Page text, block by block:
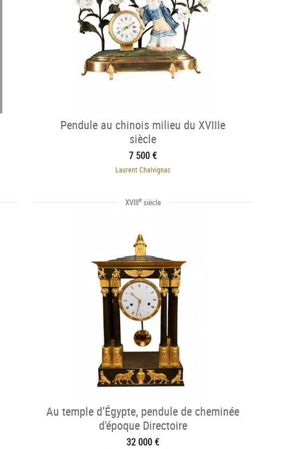
Pendule au chinois milieu du XVIIIe
siècle
7 500 €
Laurent Chalvignac
XVIIIesiècle
Au temple d’Égypte, pendule de cheminée
d'époque Directoire
32 000 €